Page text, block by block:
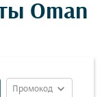
Oman
Промокод expand_more